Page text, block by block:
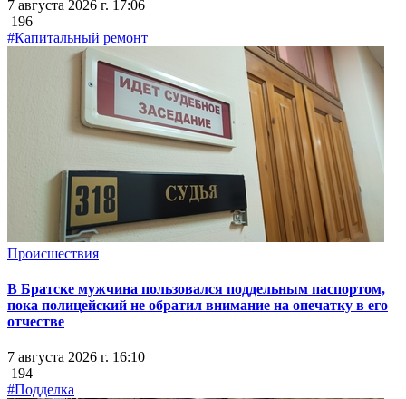
7 августа 2026 г. 17:06
196
#Капитальный ремонт
Происшествия
В Братске мужчина пользовался поддельным паспортом,
пока полицейский не обратил внимание на опечатку в его
отчестве
7 августа 2026 г. 16:10
194
#Подделка